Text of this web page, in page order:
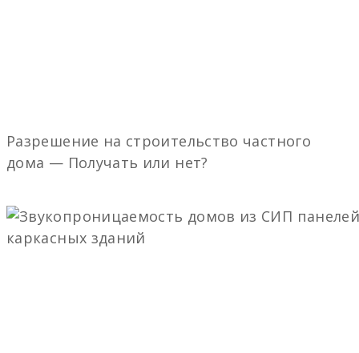
Разрешение на строительство частного
дома — Получать или нет?